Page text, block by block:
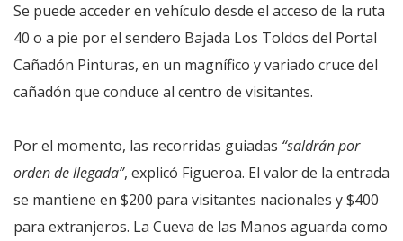
Se puede acceder en vehículo desde el acceso de la ruta
40 o a pie por el sendero Bajada Los Toldos del Portal
Cañadón Pinturas, en un magnífico y variado cruce del
cañadón que conduce al centro de visitantes.
Por el momento, las recorridas guiadas “saldrán por
orden de llegada”, explicó Figueroa. El valor de la entrada
se mantiene en $200 para visitantes nacionales y $400
para extranjeros. La Cueva de las Manos aguarda como